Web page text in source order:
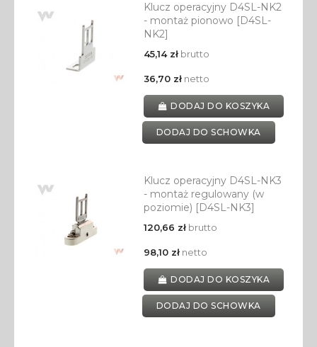
Klucz operacyjny D4SL-NK2
- montaż pionowo [D4SL-
NK2]
45,14 złbrutto
36,70 złnetto
DODAJ DO KOSZYKA
DODAJ DO SCHOWKA
Klucz operacyjny D4SL-NK3
- montaż regulowany (w
poziomie) [D4SL-NK3]
120,66 złbrutto
98,10 złnetto
DODAJ DO KOSZYKA
DODAJ DO SCHOWKA